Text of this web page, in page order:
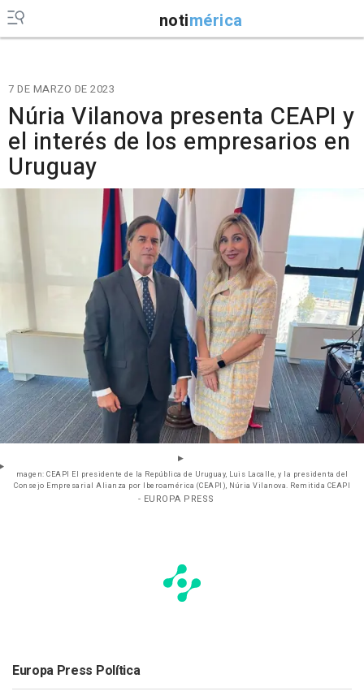
notimérica
7 DE MARZO DE 2023
Núria Vilanova presenta CEAPI y
el interés de los empresarios en
Uruguay
magen: CEAPI El presidente de la República de Uruguay, Luis Lacalle, y la presidenta del
Consejo Empresarial Alianza por Iberoamérica (CEAPI), Núria Vilanova. Remitida CEAPI
- EUROPA PRESS
Europa Press Política